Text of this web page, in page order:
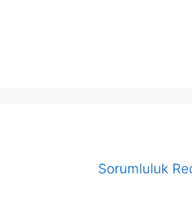
Sorumluluk